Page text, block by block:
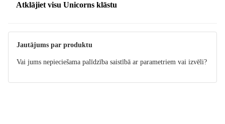
Atklājiet visu Unicorns klāstu
Jautājums par produktu
Vai jums nepieciešama palīdzība saistībā ar parametriem vai izvēli?